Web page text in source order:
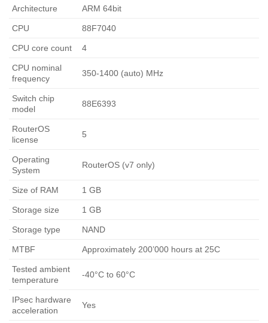
Architecture ARM 64bit
CPU 88F7040
CPU core count 4
CPU nominal
frequency
350-1400 (auto) MHz
Switch chip
model
88E6393
RouterOS
license
5
Operating
System
RouterOS (v7 only)
Size of RAM 1 GB
Storage size 1 GB
Storage type NAND
MTBF Approximately 200’000 hours at 25C
Tested ambient
temperature
-40°C to 60°C
IPsec hardware
acceleration
Yes